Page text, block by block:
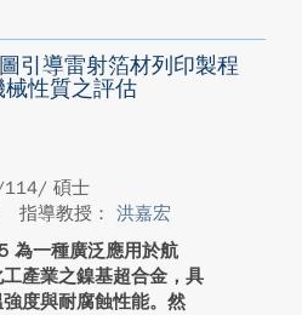
引導雷射箔材列印製程
性質之評估
碩士
指導教授： 洪嘉宏
為一種廣泛應用於航
產業之鎳基超合金，具
度與耐腐蝕性能。然